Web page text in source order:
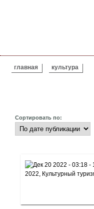
ВЫ ЗДЕСЬ
главная культура
Сортировать по: